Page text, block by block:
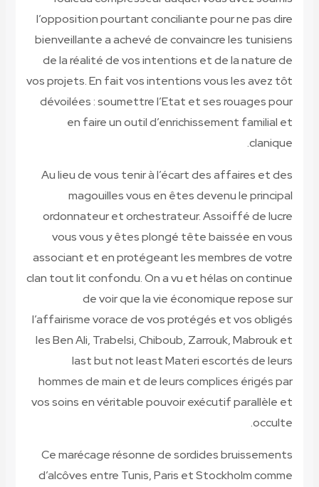
de la
vos
Au lieu
vous
clan tout
les Ben
vos
Ce